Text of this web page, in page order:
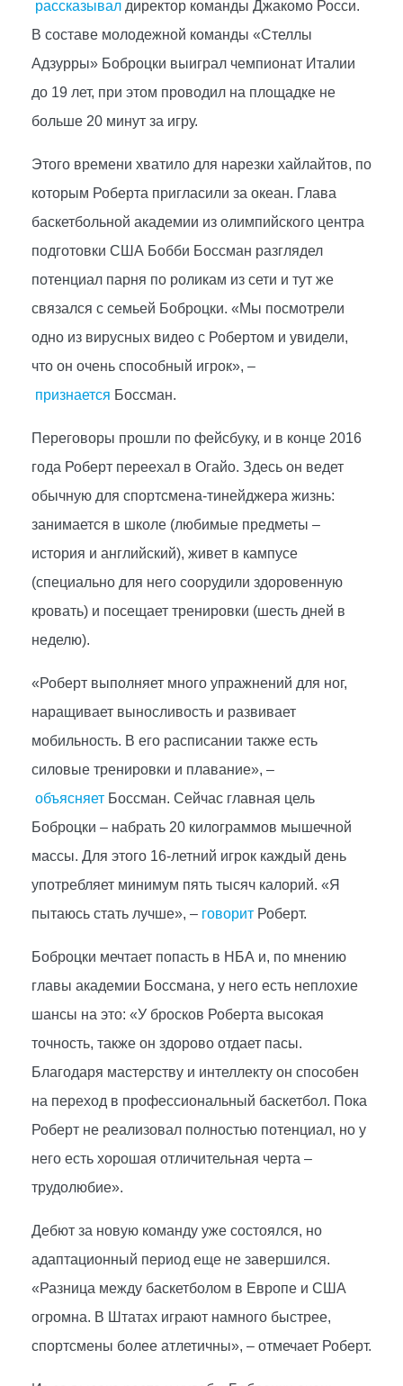
рассказывал директор команды Джакомо Росси.
В составе молодежной команды «Стеллы
Адзурры» Боброцки выиграл чемпионат Италии
до 19 лет, при этом проводил на площадке не
больше 20 минут за игру.
Этого времени хватило для нарезки хайлайтов, по
которым Роберта пригласили за океан. Глава
баскетбольной академии из олимпийского центра
подготовки США Бобби Боссман разглядел
потенциал парня по роликам из сети и тут же
связался с семьей Боброцки. «Мы посмотрели
одно из вирусных видео с Робертом и увидели,
что он очень способный игрок», –
признается Боссман.
Переговоры прошли по фейсбуку, и в конце 2016
года Роберт переехал в Огайо. Здесь он ведет
обычную для спортсмена-тинейджера жизнь:
занимается в школе (любимые предметы –
история и английский), живет в кампусе
(специально для него соорудили здоровенную
кровать) и посещает тренировки (шесть дней в
неделю).
«Роберт выполняет много упражнений для ног,
наращивает выносливость и развивает
мобильность. В его расписании также есть
силовые тренировки и плавание», –
объясняет Боссман. Сейчас главная цель
Боброцки – набрать 20 килограммов мышечной
массы. Для этого 16-летний игрок каждый день
употребляет минимум пять тысяч калорий. «Я
пытаюсь стать лучше», – говорит Роберт.
Боброцки мечтает попасть в НБА и, по мнению
главы академии Боссмана, у него есть неплохие
шансы на это: «У бросков Роберта высокая
точность, также он здорово отдает пасы.
Благодаря мастерству и интеллекту он способен
на переход в профессиональный баскетбол. Пока
Роберт не реализовал полностью потенциал, но у
него есть хорошая отличительная черта –
трудолюбие».
Дебют за новую команду уже состоялся, но
адаптационный период еще не завершился.
«Разница между баскетболом в Европе и США
огромна. В Штатах играют намного быстрее,
спортсмены более атлетичны», – отмечает Роберт.